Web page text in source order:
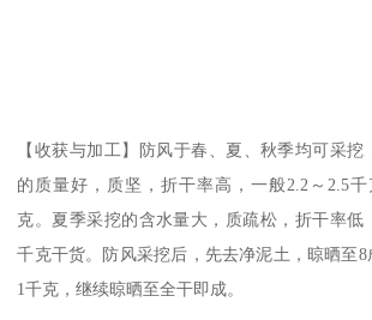
【收获与加工】防风于春、夏、秋季均可采
的质量好，质坚，折干率高，一般2.2～2.5
克。夏季采挖的含水量大，质疏松，折干率低
千克干货。防风采挖后，先去净泥土，晾晒至
1千克，继续晾晒至全干即成。